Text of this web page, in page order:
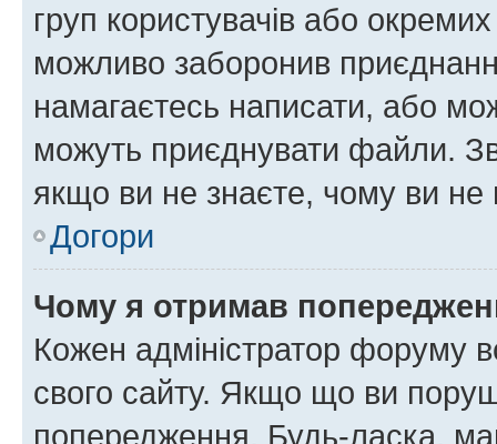
груп користувачів або
можливо заборонив
намагаєтесь написати, або
можуть приєднувати файли.
якщо ви не знаєте, чому ви
Догори
Чому я отримав
Кожен адміністратор форуму
свого сайту. Якщо що ви
попередження. Будь-ласка,